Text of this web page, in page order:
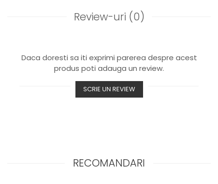
Review-uri (0)
Daca doresti sa iti exprimi parerea despre acest
produs poti adauga un review.
SCRIE UN REVIEW
RECOMANDARI